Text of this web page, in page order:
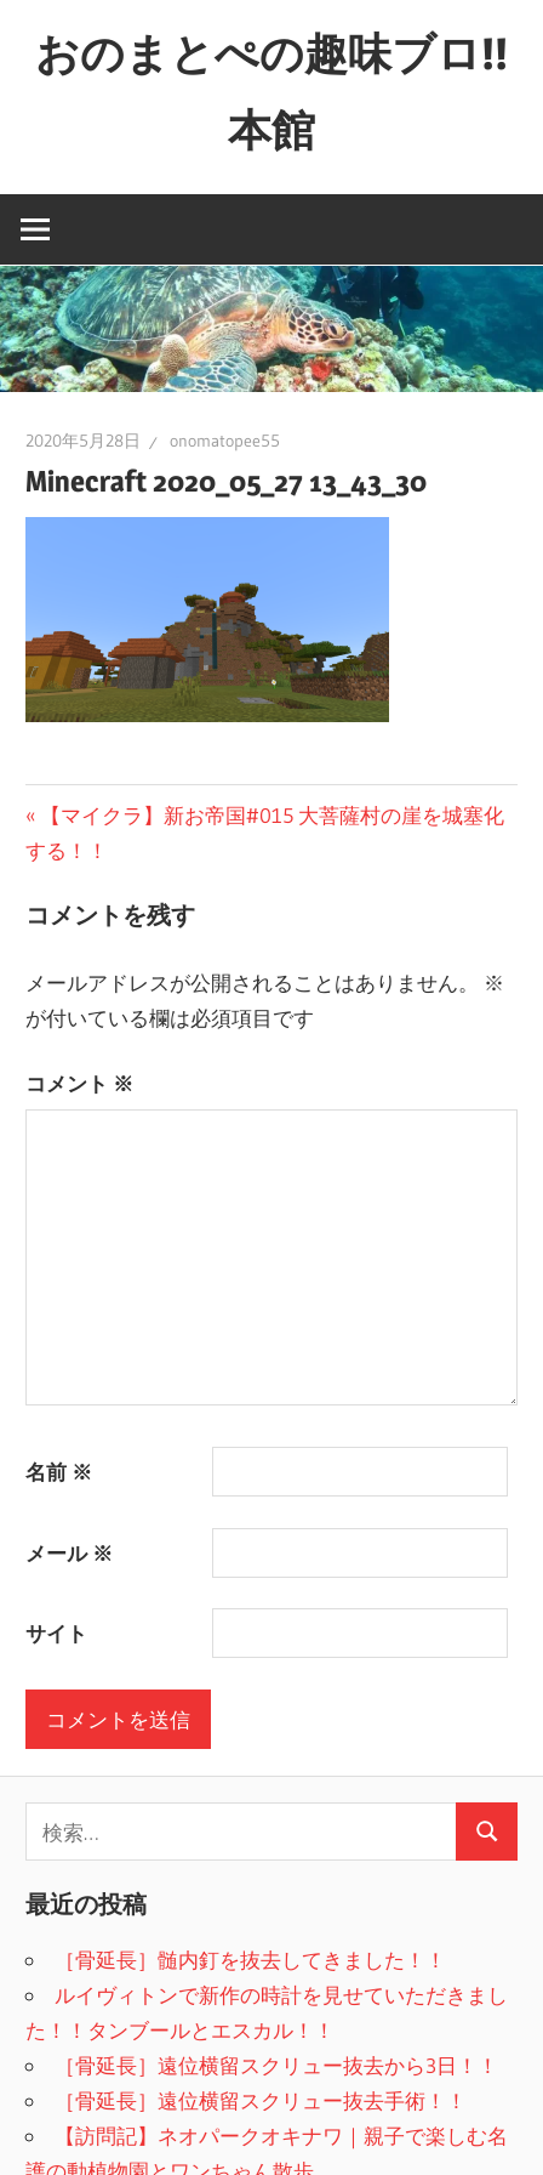
へ
キ
ッ
プ
おのまとぺの趣味ブロ!!
本館
撮
か
映
画
と
ー
ロ
グ
2020年5月28日 onomatopee55
Minecraft 2020_05_27 13_43_30
投
稿
ナ
ゲ
シ
前
の
稿:
【マイクラ】新お帝国#015 大菩薩村の崖を城塞化
する！！
コメントを残す
メールアドレスが公開されることはありません。
※
が付いている欄は必須項目です
コメント ※
名前 ※
メール ※
サイト
索:
検
最近の投稿
［骨延長］髄内釘を抜去してきました！！
ルイヴィトンで新作の時計を見せていただきまし
た！！タンブールとエスカル！！
［骨延長］遠位横留スクリュー抜去から3日！！
［骨延長］遠位横留スクリュー抜去手術！！
【訪問記】ネオパークオキナワ｜親子で楽しむ名